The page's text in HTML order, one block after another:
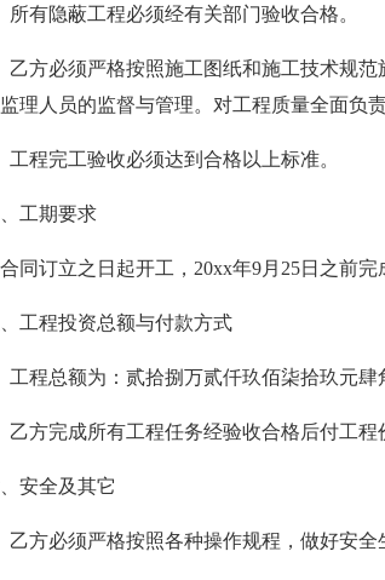
所有隐蔽工程必须经有关部门验收合格。
乙方必须严格按照施工图纸和施工技术规
理人员的监督与管理。对工程质量全面负责
工程完工验收必须达到合格以上标准。
工期要求
同订立之日起开工，20xx年9月25日之前
工程投资总额与付款方式
工程总额为：贰拾捌万贰仟玖佰柒拾玖元肆
乙方完成所有工程任务经验收合格后付工程
安全及其它
乙方必须严格按照各种操作规程，做好安